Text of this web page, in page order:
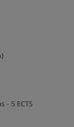
- 5 ECTS